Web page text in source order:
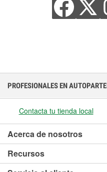
PROFESIONALES EN
Contacta tu tienda local
Acerca de nosotros
Recursos